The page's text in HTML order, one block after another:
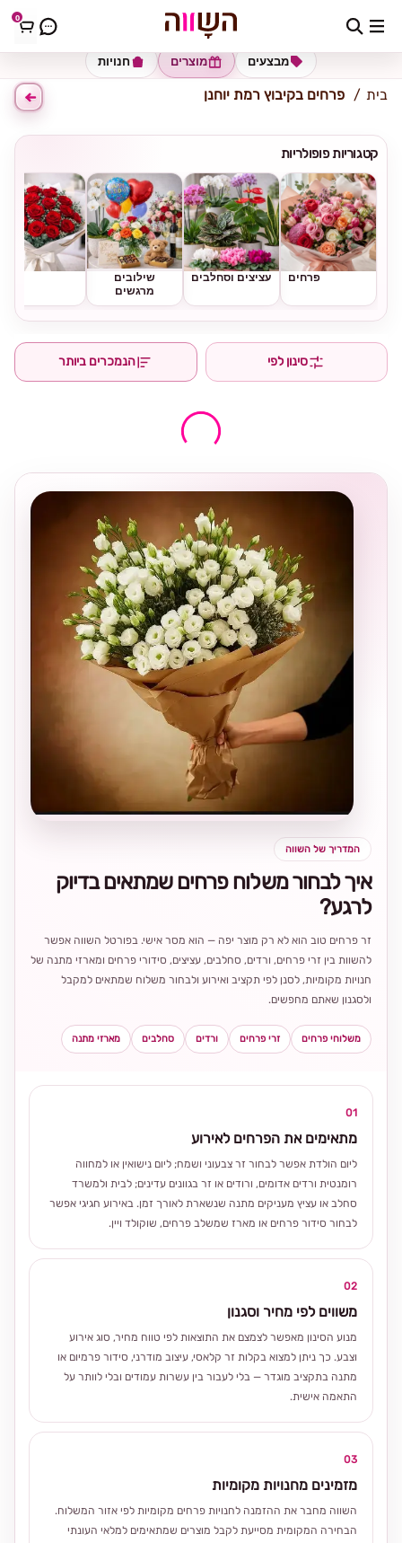
0 כתובת למשלוח הזינו כתובת
חנויות מוצרים מבצעים
בית פרחים בקיבוץ רמת יוחנן
קטגוריות פופולריות
פרחים עציצים וסחלבים
שילובים
מרגשים
סינון לפי הנמכרים ביותר
המדריך של השווה
איך לבחור משלוח פרחים שמתאים בדיוק
לרגע?
זר פרחים טוב הוא לא רק מוצר יפה — הוא מסר אישי. בפורטל השווה אפשר
להשוות בין זרי פרחים, ורדים, סחלבים, עציצים, סידורי פרחים ומארזי מתנה של
חנויות מקומיות, לסנן לפי תקציב ואירוע ולבחור משלוח שמתאים למקבל
ולסגנון שאתם מחפשים.
משלוחי פרחים זרי פרחים ורדים סחלבים מארזי מתנה
01
מתאימים את הפרחים לאירוע
ליום הולדת אפשר לבחור זר צבעוני ושמח; ליום נישואין או למחווה
רומנטית ורדים אדומים, ורודים או זר בגוונים עדינים; לבית ולמשרד
סחלב או עציץ מעניקים מתנה שנשארת לאורך זמן. באירוע חגיגי אפשר
לבחור סידור פרחים או מארז שמשלב פרחים, שוקולד ויין.
02
משווים לפי מחיר וסגנון
מנוע הסינון מאפשר לצמצם את התוצאות לפי טווח מחיר, סוג אירוע
וצבע. כך ניתן למצוא בקלות זר קלאסי, עיצוב מודרני, סידור פרמיום או
מתנה בתקציב מוגדר — בלי לעבור בין עשרות עמודים ובלי לוותר על
התאמה אישית.
03
מזמינים מחנויות מקומיות
השווה מחבר את ההזמנה לחנויות פרחים מקומיות לפי אזור המשלוח.
הבחירה המקומית מסייעת לקבל מוצרים שמתאימים למלאי העונתי